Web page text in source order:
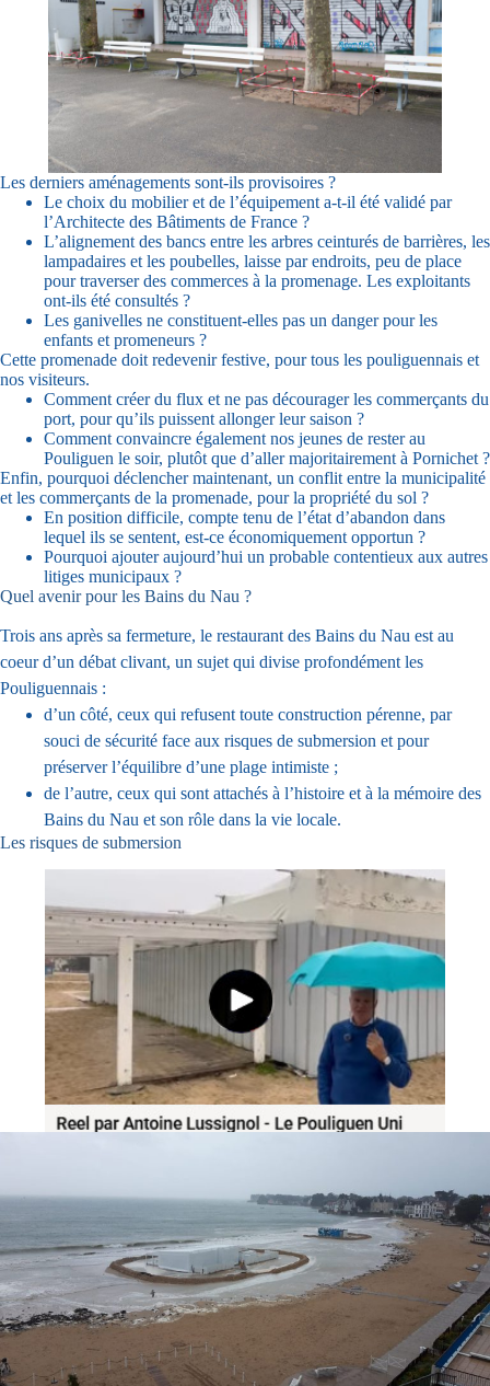
Les derniers aménagements sont-ils provisoires ?
Le choix du mobilier et de l’équipement a-t-il été validé par
l’Architecte des Bâtiments de France ?
L’alignement des bancs entre les arbres ceinturés de barrières, les
lampadaires et les poubelles, laisse par endroits, peu de place
pour traverser des commerces à la promenage. Les exploitants
ont-ils été consultés ?
Les ganivelles ne constituent-elles pas un danger pour les
enfants et promeneurs ?
Cette promenade doit redevenir festive, pour tous les pouliguennais et
nos visiteurs.
Comment créer du flux et ne pas décourager les commerçants du
port, pour qu’ils puissent allonger leur saison ?
Comment convaincre également nos jeunes de rester au
Pouliguen le soir, plutôt que d’aller majoritairement à Pornichet ?
Enfin, pourquoi déclencher maintenant, un conflit entre la municipalité
et les commerçants de la promenade, pour la propriété du sol ?
En position difficile, compte tenu de l’état d’abandon dans
lequel ils se sentent, est-ce économiquement opportun ?
Pourquoi ajouter aujourd’hui un probable contentieux aux autres
litiges municipaux ?
Quel avenir pour les Bains du Nau ?
Trois ans après sa fermeture, le restaurant des Bains du Nau est au
coeur d’un débat clivant, un sujet qui divise profondément les
Pouliguennais :
d’un côté, ceux qui refusent toute construction pérenne, par
souci de sécurité face aux risques de submersion et pour
préserver l’équilibre d’une plage intimiste ;
de l’autre, ceux qui sont attachés à l’histoire et à la mémoire des
Bains du Nau et son rôle dans la vie locale.
Les risques de submersion